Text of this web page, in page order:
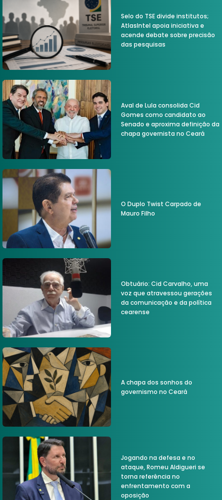
Selo do TSE divide institutos;
AtlasIntel apoia iniciativa e
acende debate sobre precisão
das pesquisas
Aval de Lula consolida Cid
Gomes como candidato ao
Senado e aproxima definição da
chapa governista no Ceará
O Duplo Twist Carpado de
Mauro Filho
Obtuário: Cid Carvalho, uma
voz que atravessou gerações
da comunicação e da política
cearense
A chapa dos sonhos do
governismo no Ceará
Jogando na defesa e no
ataque, Romeu Aldigueri se
torna referência no
enfrentamento com a
oposição